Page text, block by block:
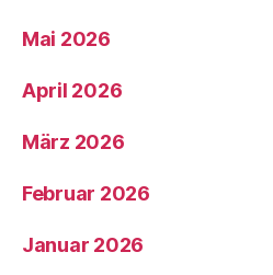
Mai 2026
April 2026
März 2026
Februar 2026
Januar 2026